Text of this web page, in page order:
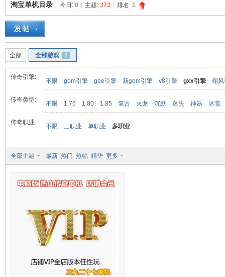
»
淘宝单机目录 今日: 0 主题: 373 排名: 1
全部 全部游戏 1
传奇引擎:
不限 gom引擎 gee引擎 新gom引擎 v8引擎 gxx引擎 翎
传奇类型:
不限 1.76 1.80 1.85 复古 火龙 沉默 迷失 神器 冰雪
传奇职业:
不限 三职业 单职业 多职业
全部主题 最新 热门 热帖 精华 更多